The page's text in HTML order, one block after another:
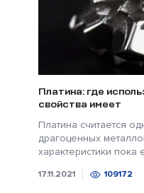
Платина: где
свойства имеет
Платина считается
драгоценных
характеристики
17.11.2021 109172